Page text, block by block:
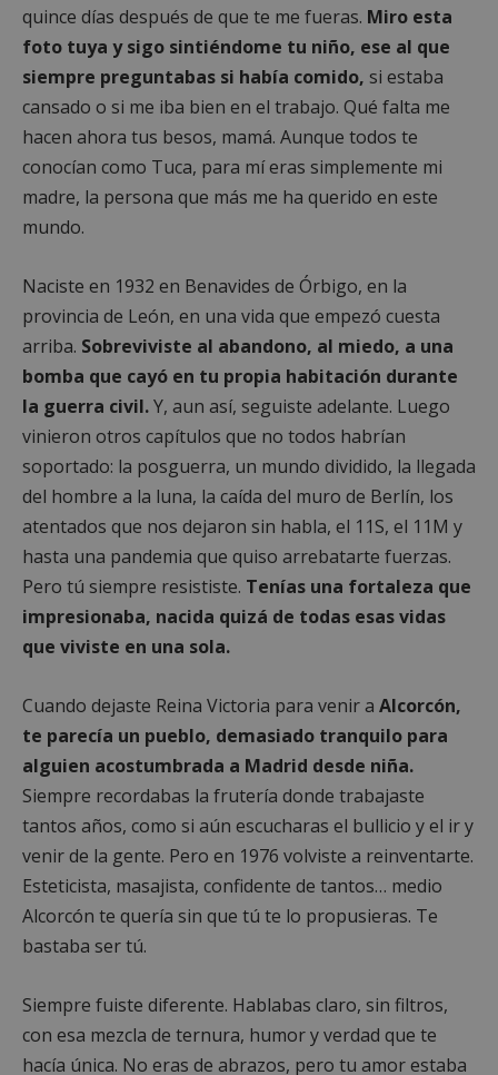
quince días después de que te me fueras. Miro esta
foto tuya y sigo sintiéndome tu niño, ese al que
siempre preguntabas si había comido, si estaba
cansado o si me iba bien en el trabajo. Qué falta me
hacen ahora tus besos, mamá. Aunque todos te
conocían como Tuca, para mí eras simplemente mi
madre, la persona que más me ha querido en este
mundo.
Naciste en 1932 en Benavides de Órbigo, en la
provincia de León, en una vida que empezó cuesta
arriba. Sobreviviste al abandono, al miedo, a una
bomba que cayó en tu propia habitación durante
la guerra civil.Y, aun así, seguiste adelante. Luego
vinieron otros capítulos que no todos habrían
soportado: la posguerra, un mundo dividido, la llegada
del hombre a la luna, la caída del muro de Berlín, los
atentados que nos dejaron sin habla, el 11S, el 11M y
hasta una pandemia que quiso arrebatarte fuerzas.
Pero tú siempre resististe. Tenías una fortaleza que
impresionaba, nacida quizá de todas esas vidas
que viviste en una sola.
Cuando dejaste Reina Victoria para venir a Alcorcón,
te parecía un pueblo, demasiado tranquilo para
alguien acostumbrada a Madrid desde niña.
Siempre recordabas la frutería donde trabajaste
tantos años, como si aún escucharas el bullicio y el ir y
venir de la gente. Pero en 1976 volviste a reinventarte.
Esteticista, masajista, confidente de tantos… medio
Alcorcón te quería sin que tú te lo propusieras. Te
bastaba ser tú.
Siempre fuiste diferente. Hablabas claro, sin filtros,
con esa mezcla de ternura, humor y verdad que te
hacía única. No eras de abrazos, pero tu amor estaba